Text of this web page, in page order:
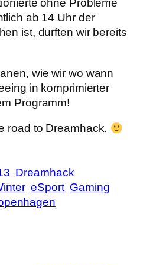
ohne Probleme
ab 14 Uhr der
ist, durften wir bereits
wie wir wo wann
in komprimierter
Programm!
road to Dreamhack.
Dreamhack
eSport Gaming